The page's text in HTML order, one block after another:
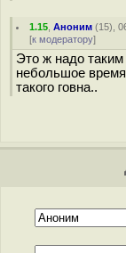
1.15 ,Аноним (15),
[к модератору]
Это ж надо
небольшое
такого говна..